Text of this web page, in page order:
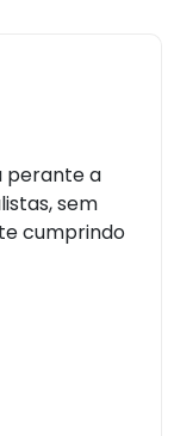
perante a
sem
cumprindo